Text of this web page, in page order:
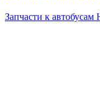
Запчасти к